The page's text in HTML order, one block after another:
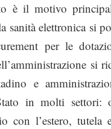
è il motivo
elettronica si
per le
si
e
in molti settori:
con l’estero, tutela